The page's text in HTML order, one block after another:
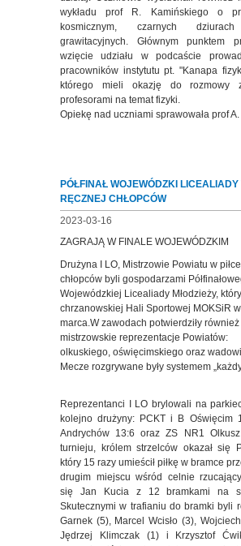
wykładu prof R. Kamińskiego o
kosmicznym, czarnych
grawitacyjnych. Głównym punktem
wzięcie udziału w podcaście
pracowników instytutu pt. "Kanapa
którego mieli okazję do rozmowy
profesorami na temat fizyki.
Opiekę nad uczniami sprawowała prof
PÓŁFINAŁ WOJEWÓDZKI LICEALIADY
RĘCZNEJ CHŁOPCÓW
2023-03-16
ZAGRAJĄ W FINALE WOJEWÓDZKIM
Drużyna I LO, Mistrzowie Powiatu w
chłopców byli gospodarzami
Wojewódzkiej Licealiady Młodzieży,
chrzanowskiej Hali Sportowej MOKSiR
marca.W zawodach potwierdziły również
mistrzowskie reprezentacje Powiatów:
olkuskiego, oświęcimskiego oraz
Mecze rozgrywane były systemem
Reprezentanci I LO brylowali na
kolejno drużyny: PCKT i B Oświęcim
Andrychów 13:6 oraz ZS NR1
turnieju, królem strzelców okazał się
który 15 razy umieścił piłkę w bramce
drugim miejscu wśród celnie
się Jan Kucia z 12 bramkami na
Skutecznymi w trafianiu do bramki byli
Garnek (5), Marcel Wcisło (3),
Jędrzej Klimczak (1) i Krzysztof